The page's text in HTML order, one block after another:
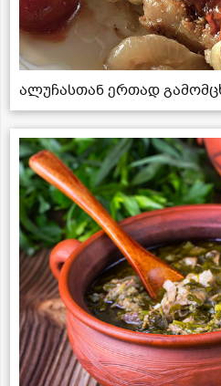
ალუჩასთან ერთად